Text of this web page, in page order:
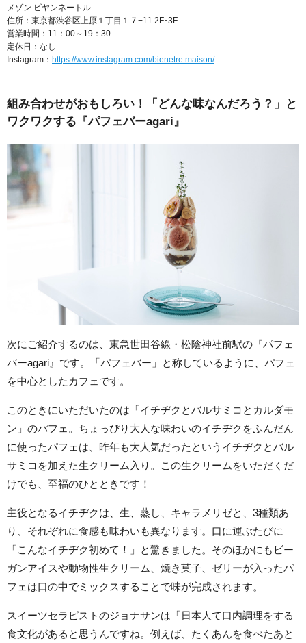
メゾン ビヤンネートル
住所：東京都渋谷区上原１丁目１７−11 2F･3F
営業時間：11：00～19：30
定休日：なし
Instagram： https://www.instagram.com/bienetre.maison/
組み合わせがおもしろい！「どんな味なんだろう？」と
ワクワクする『パフェバーagari』
次にご紹介するのは、東急世田谷線・松陰神社前駅の『パフェ
バーagari』です。「パフェバー」と称しているように、パフェ
を中心としたカフェです。
このときにいただいたのは「イチヂクとバルサミコとカルダモ
ン」のパフェ。ちょっぴり大人な味わいのイチヂクをふんだん
に使ったパフェは、昨年も大人気だったというイチヂクとバル
サミコを加えた生クリーム入り。この生クリームをいただくだ
けでも、至福のひとときです！
主役となるイチヂクは、生、蒸し、キャラメリゼと、3種類あ
り、それぞれに食感も味わいも異なります。口に運ぶたびに
「こんなイチヂク初めて！」と驚きました。そのほかにもビー
ガンアイスや動物性生クリーム、焼き菓子、ゼリーが入ったパ
フェは口の中でミックスすることで味が完成されます。
スイーツセラピストのジョナサンは「日本人て口内調理をする
食文化があると思うんですね。例えば、たくあんを食べたあと